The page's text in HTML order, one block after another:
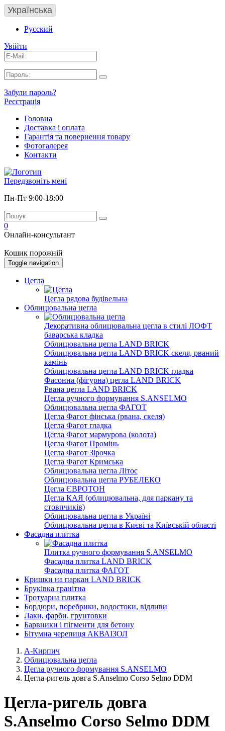
Українська
Русский
Увійти
Забули пароль?
Реєстрація
Головна
Доставка і оплата
Гарантія та повернення товару
Фотогалерея
Контакти
Передзвоніть мені
Пн-Пт 9:00-18:00
0
Онлайн-консультант
Кошик порожній
Toggle navigation
Цегла
Цегла рядова будівельна
Облицювальна цегла
Декоративна облицювальна цегла в стилі ЛОФТ
баварська кладка
Облицювальна цегла LAND BRICK
Облицювальна цегла LAND BRICK скеля, рваний
камінь
Облицювальна цегла LAND BRICK гладка
Фасонна (фігурна) цегла LAND BRICK
Рвана цегла LAND BRICK
Цегла ручного формування S.ANSELMO
Облицювальна цегла ФАГОТ
Цегла Фагот фінська (рвана, скеля)
Цегла Фагот гладка
Цегла Фагот мармурова (колота)
Цегла Фагот Промінь
Цегла Фагот Зірочка
Цегла Фагот Кримська
Облицювальна цегла Літос
Облицювальна цегла РУБЕЛЕКО
Цегла ЄВРОТОН
Цегла КАЯ (облицювальна, для паркану та
стовпчиків)
Облицювальна цегла в Україні
Облицювальна цегла в Києві та Київській області
Фасадна плитка
Плитка ручного формування S.ANSELMO
Фасадна плитка LAND BRICK
Фасадна плитка ФАГОТ
Кришки на паркан LAND BRICK
Бруківка гранітна
Тротуарна плитка
Бордюри, поребрики, водостоки, відливи
Лаки, фарби, грунтовки
Барвники і пігменти для бетону
Бітумна черепиця АКВАІЗОЛ
А-Кирпич
Облицювальна цегла
Цегла ручного формування S.ANSELMO
Цегла-ригель довга S.Anselmo Corso Selmo DDM
Цегла-ригель довга
S.Anselmo Corso Selmo DDM